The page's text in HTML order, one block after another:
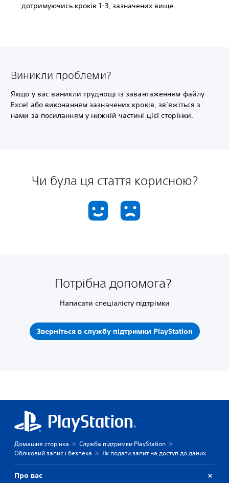
дотримуючись кроків 1-3, зазначених вище.
Виникли проблеми?
Якщо у вас виникли труднощі із завантаженням файлу
Excel або виконанням зазначених кроків, зв’яжіться з
нами за посиланням у нижній частині цієї сторінки.
Чи була ця стаття корисною?
Потрібна допомога?
Написати спеціалісту підтрімки
Зверніться в службу підтримки PlayStation
Домашня сторінка
Служба підтримки PlayStation
Обліковий запис і безпека
Як подати запит на доступ до даних
Про вас